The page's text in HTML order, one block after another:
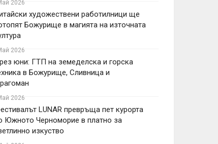
2026
художествени работилници ще
Божурище в магията на източната
2026
юни: ГТП на земеделска и горска
в Божурище, Сливница и
2026
LUNAR превръща пет курорта
Южното Черноморие в платно за
изкуство